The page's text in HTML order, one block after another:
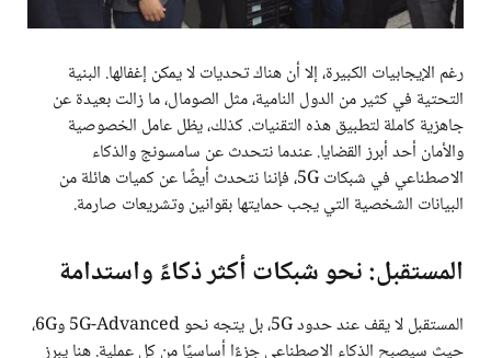
رغم الإيجابيات الكبيرة، إلا أن هناك تحديات لا يمكن إغفالها. البنية
التحتية في كثير من الدول النامية، مثل الصومال، ما زالت بعيدة عن
جاهزية كاملة لتطبيق هذه التقنيات. كذلك، يظل عامل الخصوصية
والأمان أحد أبرز القضايا. عندما نتحدث عن سامسونج والذكاء
الاصطناعي في شبكات 5G، فإننا نتحدث أيضًا عن كميات هائلة من
البيانات الشخصية التي يجب حمايتها بقوانين وتشريعات صارمة.
المستقبل: نحو شبكات أكثر ذكاءً واستدامة
المستقبل لا يقف عند حدود 5G، بل يتجه نحو 5G-Advanced و6G،